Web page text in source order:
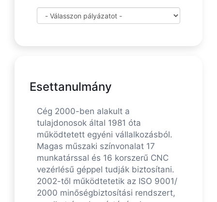
Esettanulmány
Cég 2000-ben alakult a
tulajdonosok által 1981 óta
működtetett egyéni vállalkozásból.
Magas műszaki színvonalat 17
munkatárssal és 16 korszerű CNC
vezérlésű géppel tudják biztosítani.
2002-től működtetetik az ISO 9001/
2000 minőségbiztosítási rendszert,